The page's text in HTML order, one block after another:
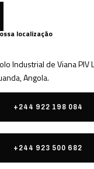
localização
Industrial de Viana PIV
Angola.
+244 922 198 084
+244 923 500 682